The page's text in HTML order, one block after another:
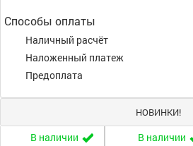
Способы оплаты
Наличный расчёт
Наложенный платеж
Предоплата
НОВИНКИ!
В наличии В наличии